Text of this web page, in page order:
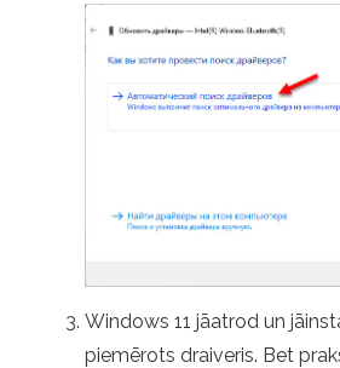
Windows 11 jāatrod un
piemērots draiveris. Bet